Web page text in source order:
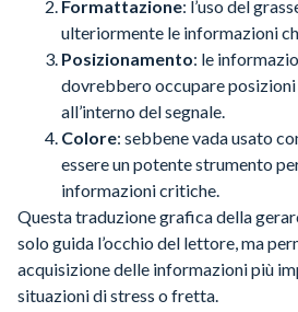
Formattazione: l’uso del
ulteriormente le informazioni
Posizionamento: le
dovrebbero occupare
all’interno del segnale.
Colore: sebbene vada usato
essere un potente strumento
informazioni critiche.
Questa traduzione grafica della
solo guida l’occhio del lettore, ma
acquisizione delle informazioni più
situazioni di stress o fretta.